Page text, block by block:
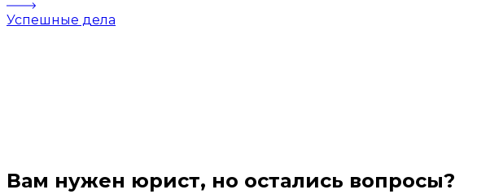
Успешные дела
Вам нужен юрист, но остались вопросы?